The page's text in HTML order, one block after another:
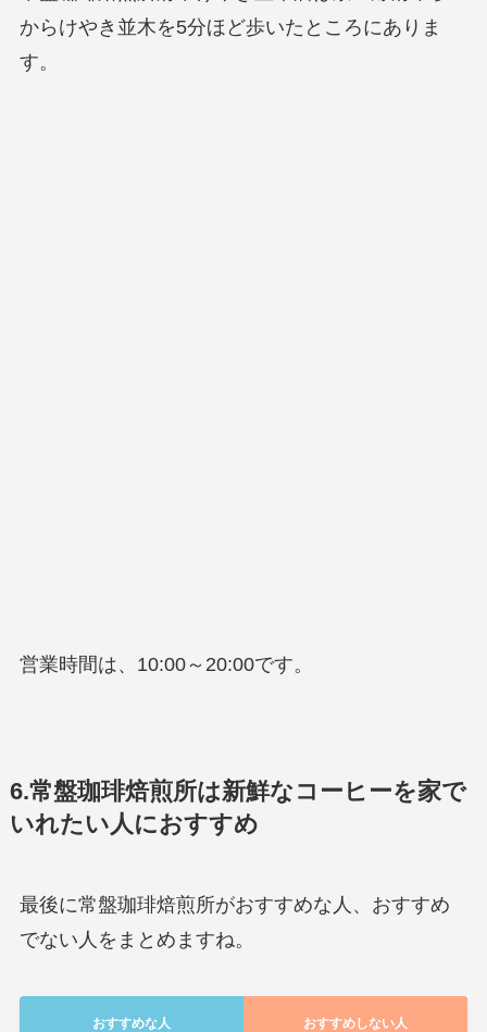
からけやき並木を5分ほど歩いたところにありま
す。
営業時間は、10:00～20:00です。
6.常盤珈琲焙煎所は新鮮なコーヒーを家で
いれたい人におすすめ
最後に常盤珈琲焙煎所がおすすめな人、おすすめ
でない人をまとめますね。
おすすめな人 おすすめしない人